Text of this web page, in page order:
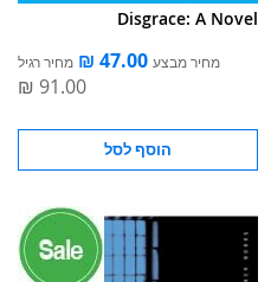
Disgrace: A Novel
מחיר מבצע מחיר רגיל
הוסף לסל